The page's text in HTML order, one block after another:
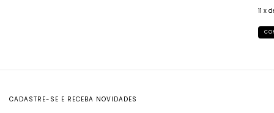
11 x
CADASTRE-SE E RECEBA NOVIDADES